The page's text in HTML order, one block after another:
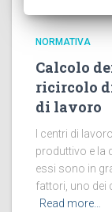
NORMATIVA
Calcolo
ricircolo
di lavoro
I centri di
produttivo e la
essi sono in
fattori, uno dei
Read more…